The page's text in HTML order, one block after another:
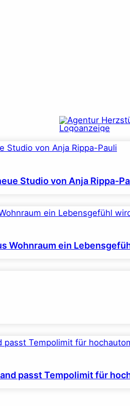
Studio von Anja Rippa-
Wohnraum ein
passt Tempolimit für